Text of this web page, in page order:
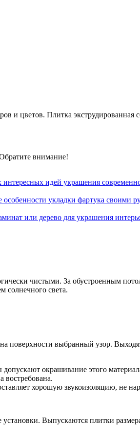
цветов. Плитка экструдированная
внимание!
идей украшения
укладки фартука своими
или дерево для украшения
чистыми. За обустроенным
солнечного света.
выбранный узор.
окрашивание этого
востребована.
хорошую звукоизоляцию, не
Выпускаются плитки